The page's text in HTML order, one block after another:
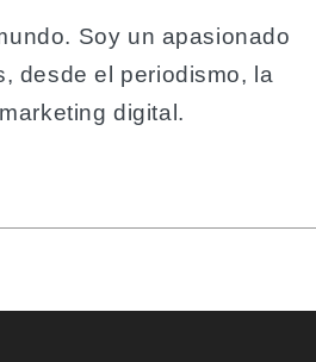
Soy un apasionado
desde el periodismo, la
digital.